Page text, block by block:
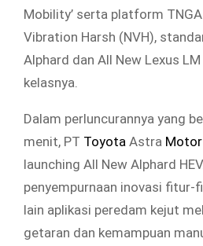
Mobility’ serta platform
Vibration Harsh (NVH),
Alphard dan All New Lexus
kelasnya.
Dalam perluncurannya yang
menit, PT Toyota Astra Motor
launching All New Alphard
penyempurnaan inovasi fitur-
lain aplikasi peredam kejut
getaran dan kemampuan